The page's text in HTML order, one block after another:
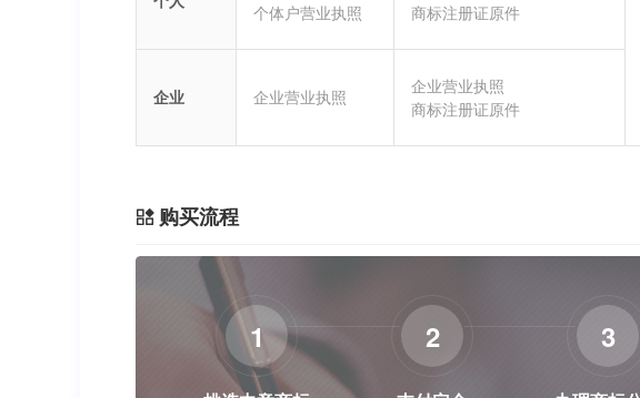
个体户营业执照 商标注册证原件
企业
企业营业执照
企业营业执照
商标注册证原件
购买流程
1 2 3